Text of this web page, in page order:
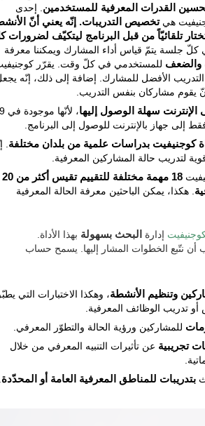
القدرات المعرفية للمستخدمين . إحدى
هيتخصيص التدريبات. إنّه يعني أنّ
تلقائيّاً من قبل البرنامج ليتكيّف لضرورات
كلّ جلسة يتمّ قياس أداء المشارك ويمكننا معرفة
والضعف للمستخدمي في كلّ وقت. يقرّر
التدريب الأفضل للمشارك. إضافة إلى ذلك، إنّه
يقوم مشاركان بنفس التدريب.
الإنترنت سهلة الوصول إليها
،
إلى جهاز بالإنترنت للوصول إلى البرنامج.
كوجنيفيت بدراسات علمية من بلدان مختلفة .
لتدريب حالة المشاركين المعرفية.
18 مهمة مختلفة للتقييم تقيس أكثر من 20
. هكذا، يمكن الباحثين معرفة الحالة المعرفية
إدارة البحث بسهولة بهذا الأداة.
أن نتّبع الخطوات المشار إليها. يسمح حساب
وتنظيم الأنشطة، وهكذا الاختبارات التي
أو تدريب الوظائف المعرفية.
للمشاركين ورؤية الحالة والتطوّر المعرفي.
تجريبية عن تأثيرات التنبيه المعرفي من خلال
بتدريبات للمناطق المعرفية العامة أو المحدّدة